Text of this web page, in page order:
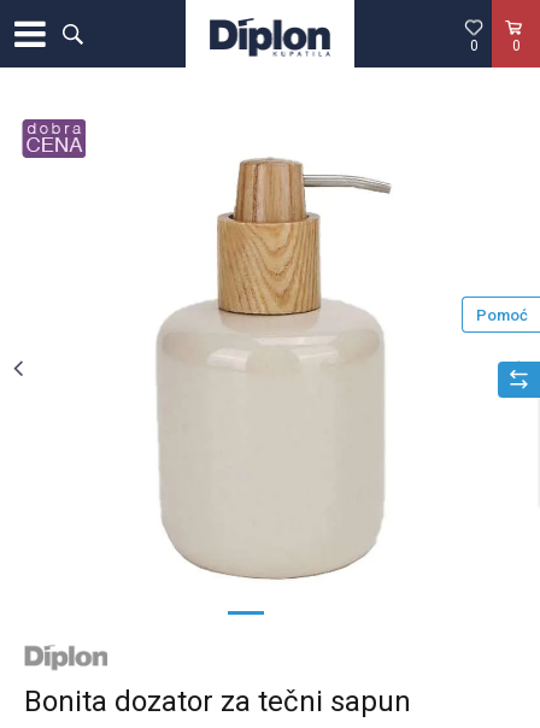
0
0
1
Bonita dozator za tečni sapun
Pomoć